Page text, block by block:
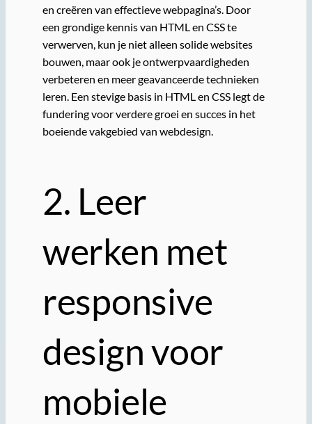
en creëren van effectieve webpagina’s. Door
een grondige kennis van HTML en CSS te
verwerven, kun je niet alleen solide websites
bouwen, maar ook je ontwerpvaardigheden
verbeteren en meer geavanceerde technieken
leren. Een stevige basis in HTML en CSS legt de
fundering voor verdere groei en succes in het
boeiende vakgebied van webdesign.
2. Leer
werken met
responsive
design voor
mobiele